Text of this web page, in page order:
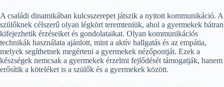
A családi dinamikában kulcsszerepet játszik a nyitott kommunikáció. A
szülőknek célszerű olyan légkört teremteniük, ahol a gyermekek bátran
kifejezhetik érzéseiket és gondolataikat. Olyan kommunikációs
technikák használata ajánlott, mint a aktív hallgatás és az empátia,
melyek segíthetnek megérteni a gyermekek nézőpontját. Ezek a
készségek nemcsak a gyermekek érzelmi fejlődését támogatják, hanem
erősítik a köteléket is a szülők és a gyermekek között.